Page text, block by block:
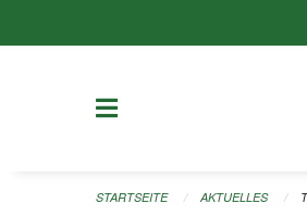
STARTSEITE AKTUELLES